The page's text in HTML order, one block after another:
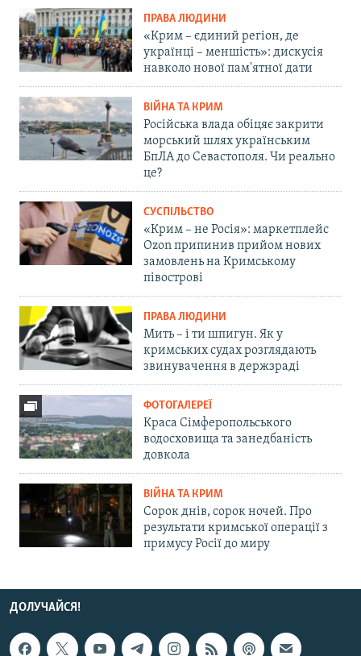
ПРАВА ЛЮДИНИ
«Крим – єдиний регіон, де
українці – меншість»: дискусія
навколо нової пам'ятної дати
ВІЙНА ТА КРИМ
Російська влада обіцяє закрити
морський шлях українським
БпЛА до Севастополя. Чи реально
це?
СУСПІЛЬСТВО
«Крим – не Росія»: маркетплейс
Ozon припинив прийом нових
замовлень на Кримському
півострові
ПРАВА ЛЮДИНИ
Мить – і ти шпигун. Як у
кримських судах розглядають
звинувачення в держзраді
ФОТОГАЛЕРЕЇ
Краса Сімферопольського
водосховища та занедбаність
довкола
ВІЙНА ТА КРИМ
Сорок днів, сорок ночей. Про
результати кримської операції з
примусу Росії до миру
ДОЛУЧАЙСЯ!